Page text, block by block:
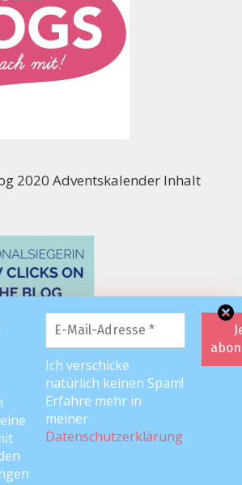
Ich verschicke
natürlich keinen Spam!
Erfahre mehr in
meiner
Datenschutzerklärung.